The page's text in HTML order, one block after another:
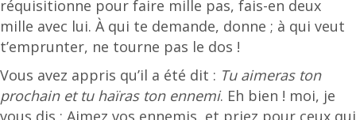
réquisitionne pour faire mille pas, fais-en deux
mille avec lui. À qui te demande, donne ; à qui veut
t’emprunter, ne tourne pas le dos !
Vous avez appris qu’il a été dit : Tu aimeras ton
prochain et tu haïras ton ennemi. Eh bien ! moi, je
vous dis : Aimez vos ennemis, et priez pour ceux qui